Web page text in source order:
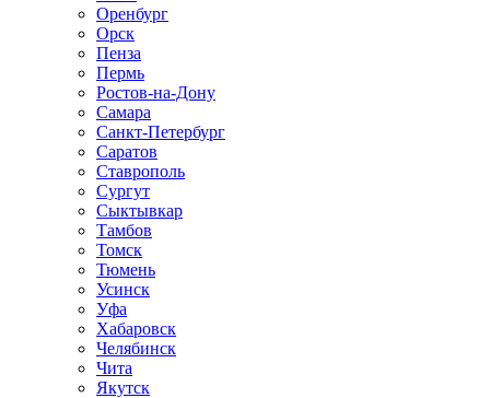
Оренбург
Орск
Пенза
Пермь
Ростов-на-Дону
Самара
Санкт-Петербург
Саратов
Ставрополь
Сургут
Сыктывкар
Тамбов
Томск
Тюмень
Усинск
Уфа
Хабаровск
Челябинск
Чита
Якутск